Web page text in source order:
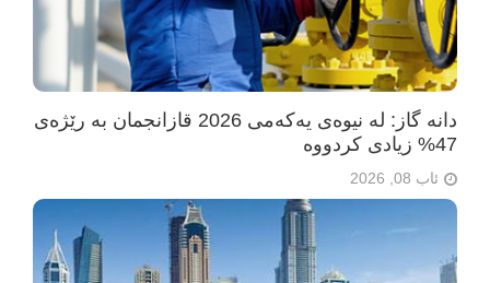
دانە گاز: لە نیوەی یەکەمی 2026 قازانجمان بە رێژەی
47% زیادی کردووە
ئاب 08, 2026